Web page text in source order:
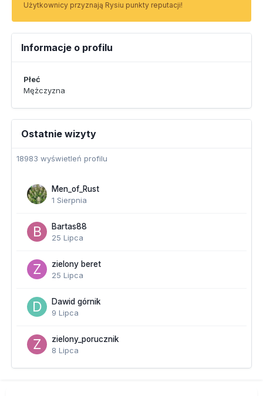
Użytkownicy przyznają Rysiu punkty reputacji!
Informacje o profilu
Płeć
Mężczyzna
Ostatnie wizyty
18983 wyświetleń profilu
Men_of_Rust
1 Sierpnia
Bartas88
25 Lipca
zielony beret
25 Lipca
Dawid górnik
9 Lipca
zielony_porucznik
8 Lipca